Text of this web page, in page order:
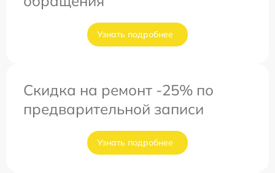
Узнать подробнее
Скидка на ремонт -25% по
предварительной записи
Узнать подробнее